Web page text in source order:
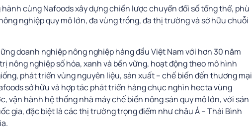
hành cùng Nafoods xây dựng chiến lược chuyển đổi số tổng thể, phù
nghiệp quy mô lớn, đa vùng trồng, đa thị trường và sở hữu chuỗi
doanh nghiệp nông nghiệp hàng đầu Việt Nam với hơn 30 năm
nông nghiệp số hóa, xanh và bền vững, hoạt động theo mô hình
phát triển vùng nguyên liệu, sản xuất – chế biến đến thương mại
sở hữu và hợp tác phát triển hàng chục nghìn hecta vùng
vận hành hệ thống nhà máy chế biến nông sản quy mô lớn, với sản
gia, đặc biệt là các thị trường trọng điểm như châu Á – Thái Bình